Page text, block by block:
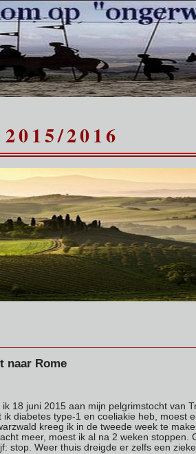
2016
naar Rome
18 juni 2015 aan mijn pelgrimstocht van
diabetes type-1 en coeliakie heb, moest
kreeg ik in de tweede week te
meer, moest ik al na 2 weken
stop. Weer thuis dreigde er zelfs een